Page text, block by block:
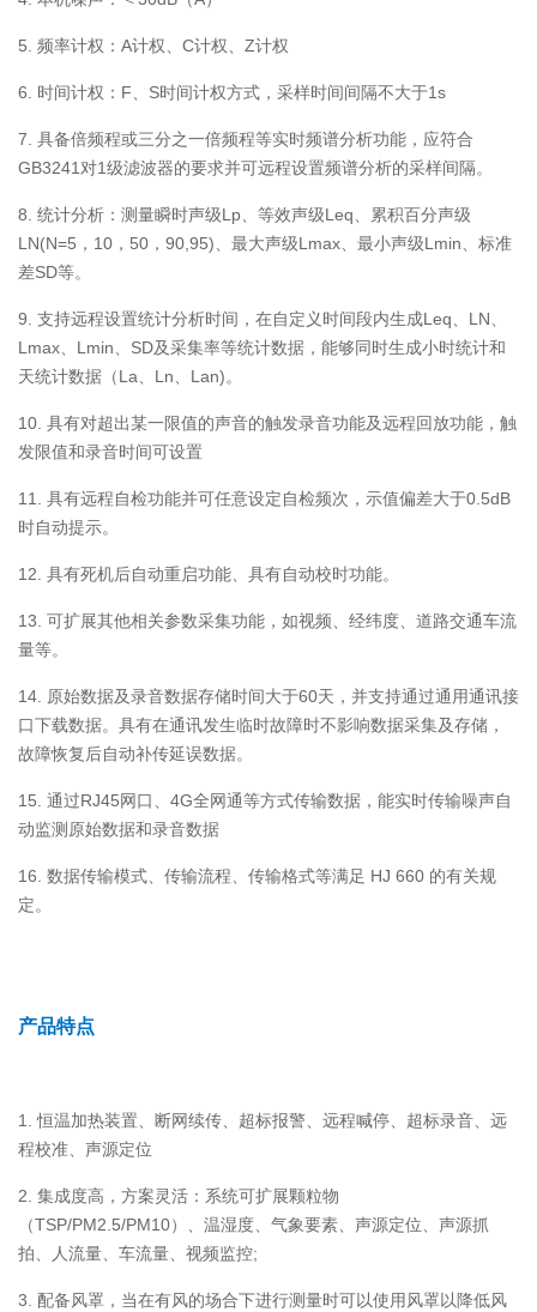
5. 频率计权：A计权、C计权、Z计权
6. 时间计权：F、S时间计权方式，采样时间间隔不大于1s
7. 具备倍频程或三分之一倍频程等实时频谱分析功能，应符合
GB3241对1级滤波器的要求并可远程设置频谱分析的采样间隔。
8. 统计分析：测量瞬时声级Lp、等效声级Leq、累积百分声级
LN(N=5，10，50，90,95)、最大声级Lmax、最小声级Lmin、标准
差SD等。
9. 支持远程设置统计分析时间，在自定义时间段内生成Leq、LN、
Lmax、Lmin、SD及采集率等统计数据，能够同时生成小时统计和
天统计数据（La、Ln、Lan)。
10. 具有对超出某一限值的声音的触发录音功能及远程回放功能，触
发限值和录音时间可设置
11. 具有远程自检功能并可任意设定自检频次，示值偏差大于0.5dB
时自动提示。
12. 具有死机后自动重启功能、具有自动校时功能。
13. 可扩展其他相关参数采集功能，如视频、经纬度、道路交通车流
量等。
14. 原始数据及录音数据存储时间大于60天，并支持通过通用通讯接
口下载数据。具有在通讯发生临时故障时不影响数据采集及存储，
故障恢复后自动补传延误数据。
15. 通过RJ45网口、4G全网通等方式传输数据，能实时传输噪声自
动监测原始数据和录音数据
16. 数据传输模式、传输流程、传输格式等满足 HJ 660 的有关规
定。
产品特点
1. 恒温加热装置、断网续传、超标报警、远程喊停、超标录音、远
程校准、声源定位
2. 集成度高，方案灵活：系统可扩展颗粒物
（TSP/PM2.5/PM10）、温湿度、气象要素、声源定位、声源抓
拍、人流量、车流量、视频监控;
3. 配备风罩，当在有风的场合下进行测量时可以使用风罩以降低风